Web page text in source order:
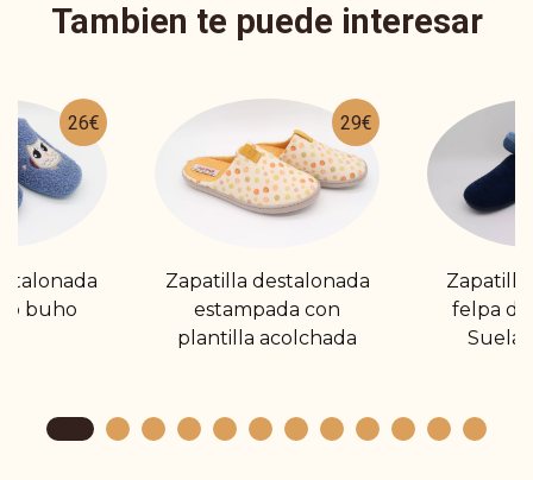
Tambien te puede interesar
26€
buho
29€
Zapatilla destalonada
estampada con
plantilla acolchada
Zapatilla
felpa
Suela